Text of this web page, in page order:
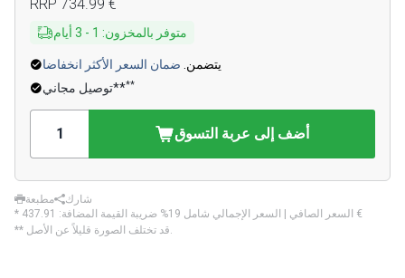
RRP ‏734.99 €
متوفر بالمخزون:
1
-
3 أيام
يتضمن. ضمان السعر الأكثر انخفاضا
توصيل مجاني****
أضف إلى عربة التسوق
مطبعة
شارك
* السعر الصافي | السعر الإجمالي شامل 19% ضريبة القيمة المضافة: ‏437.91 €
** قد تختلف الصورة قليلاً عن الأصل.